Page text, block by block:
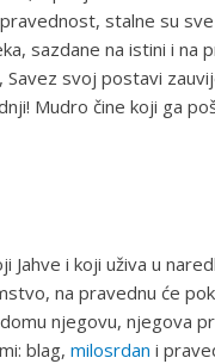
stalne su
sazdane na istini i na
svoj postavi
Mudro čine koji ga
Jahve i koji uživa u
na pravednu će
njegovu, njegova
blag, milosrdan i